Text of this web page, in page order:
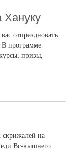
Хануку
отпраздновать
программе
призы,
скрижалей на
Вс-вышнего